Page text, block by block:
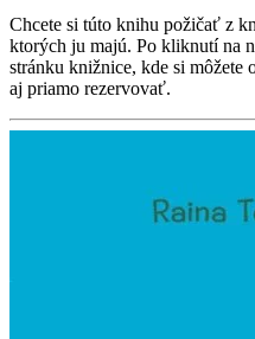
Chcete si túto knihu požičať z
ktorých ju majú. Po kliknutí na
stránku knižnice, kde si
aj priamo rezervovať.